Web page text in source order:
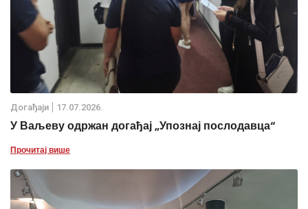
Дoгађаjи 17.07.2026.
У Ваљеву одржан догађај „Упознај послодавца“
Прочитај више